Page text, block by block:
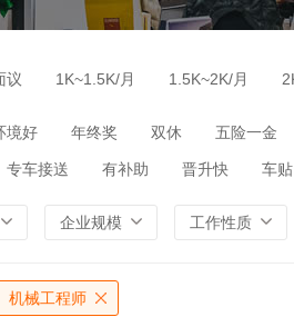
议 1K~1.5K/月 1.5K~2K/月
境好 年终奖 双休 五险一金
专车接送 有补助 晋升快 车贴
企业规模 工作性质
机械工程师